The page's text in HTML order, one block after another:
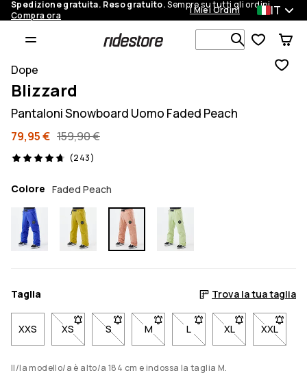
Spedizione gratuita. Reso gratuito.Sempre su tutti gli ordini.
Compra ora
I Miei Ordini IT
Cerca tra 1
Dope
Blizzard
Pantaloni Snowboard Uomo Faded Peach
79,95 € 159,90 €
(243)
243 recensioni, 4.7/5
Colore Faded Peach
Taglia Trova la tua taglia
XXS XS- Taglia XS non disponibile. Clicca per essere
S- Taglia S non disponibile. Clicca per
M- Taglia M non disponibile. Clicca
L- Taglia L non
XL- Taglia XL non
XXL- Taglia
Il/la modello/a è alto/a 184 cm e indossa la taglia M.